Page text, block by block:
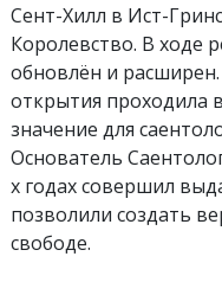
Сент-Хилл в Ист-
Королевство. В ходе
обновлён и
открытия проходила
значение для
Основатель
х годах совершил
позволили создать
свободе.